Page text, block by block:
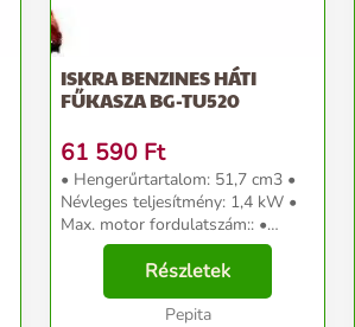
ISKRA BENZINES HÁTI
FŰKASZA BG-TU520
61 590 Ft
• Hengerűrtartalom: 51,7 cm3 •
Névleges teljesítmény: 1,4 kW •
Max. motor fordulatszám:: •
vágófej: 6525 min-1 • vágókés:
6900 min-1 • Hajtás típusa:
kétütemű • Üzemanyagtartály
űrtartalma: 0,...
Részletek
Pepita